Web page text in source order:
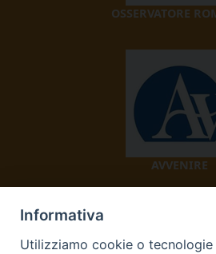
OSSERVATORE
AVVENIRE
Informativa
Utilizziamo cookie o tecnologie